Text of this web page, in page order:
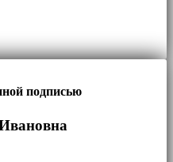
подписью